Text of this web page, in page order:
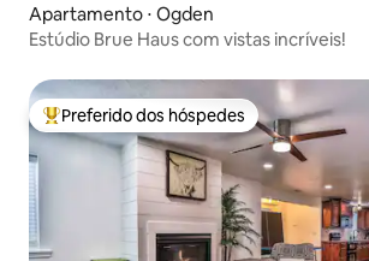
Apartamento ⋅ Ogden
Estúdio Brue Haus com vistas incríveis!
Entre os melhores preferidos dos hóspedes
Preferido dos hóspedes